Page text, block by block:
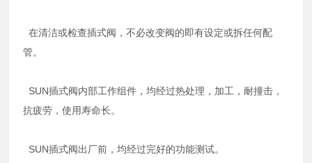
在清洁或检查插式阀，不必改变阀的即有设定或拆任何配
管。
SUN插式阀内部工作组件，均经过热处理，加工，耐撞击，
抗疲劳，使用寿命长。
SUN插式阀出厂前，均经过完好的功能测试。